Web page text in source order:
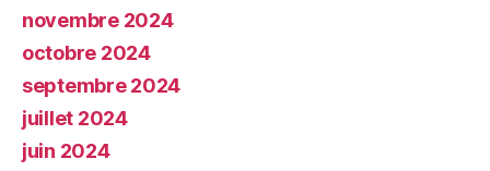
novembre 2024
octobre 2024
septembre 2024
juillet 2024
juin 2024